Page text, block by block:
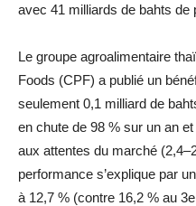
avec 41 milliards de bahts de
Le groupe agroalimentaire
Foods (CPF) a publié un
seulement 0,1 milliard de
en chute de 98 % sur un an
aux attentes du marché
performance s’explique par
à 12,7 % (contre 16,2 % au